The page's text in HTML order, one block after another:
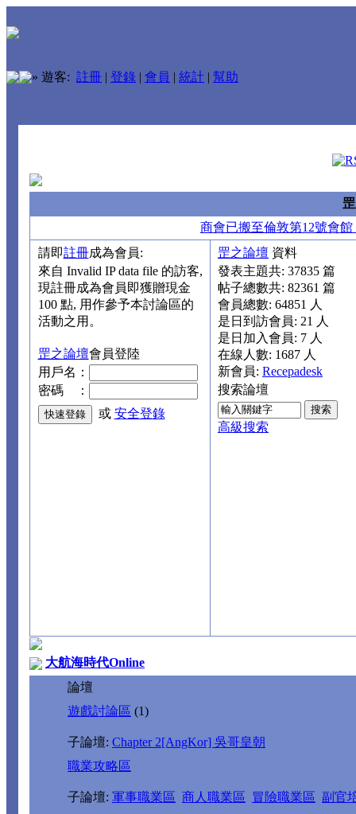
» 遊客: 註冊 | 登錄 | 會員 | 統計 | 幫助
商會已搬至倫敦第12號會館
請即註冊成為會員:
來自 Invalid IP data file 的訪客,
現註冊成為會員即獲贈現金
100 點, 用作參予本討論區的
活動之用。
罡之論壇會員登陸
用戶名：
密碼 ：
或 安全登錄
罡之論壇 資料
發表主題共: 37835 篇
帖子總數共: 82361 篇
會員總數: 64851 人
是日到訪會員: 21 人
是日加入會員: 7 人
在線人數: 1687 人
新會員: Recepadesk
搜索論壇
高級搜索
大航海時代Online
論壇
遊戲討論區 (1)
子論壇: Chapter 2[AngKor] 吳哥皇朝
職業攻略區
子論壇: 軍事職業區 商人職業區 冒險職業區 副官